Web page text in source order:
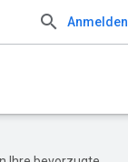
Anmelden